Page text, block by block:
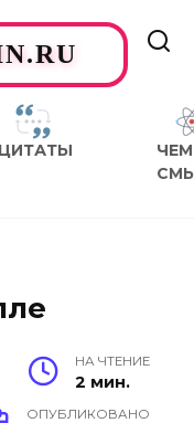
ЦИТАТЫ
ЧЕМ
НА ЧТЕНИЕ
2 мин.
ОПУБЛИКОВАНО